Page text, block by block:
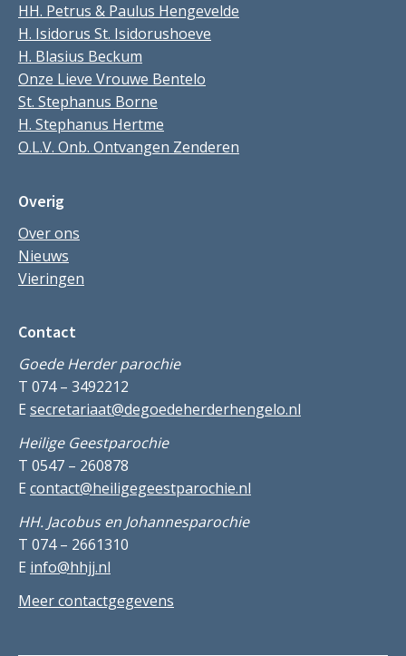
HH. Petrus & Paulus Hengevelde
H. Isidorus St. Isidorushoeve
H. Blasius Beckum
Onze Lieve Vrouwe Bentelo
St. Stephanus Borne
H. Stephanus Hertme
O.L.V. Onb. Ontvangen Zenderen
Overig
Over ons
Nieuws
Vieringen
Contact
Goede Herder parochie
T 074 – 3492212
E secretariaat@degoedeherderhengelo.nl
Heilige Geestparochie
T 0547 – 260878
E contact@heiligegeestparochie.nl
HH. Jacobus en Johannesparochie
T 074 – 2661310
E info@hhjj.nl
Meer contactgegevens